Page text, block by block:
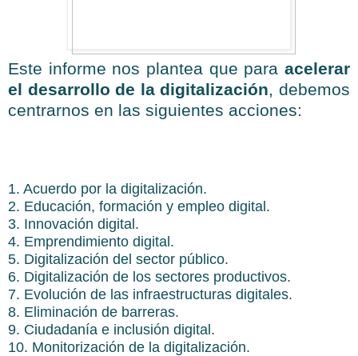
Este informe nos plantea que para acelerar
el desarrollo de la digitalización, debemos
centrarnos en las siguientes acciones:
1. Acuerdo por la digitalización.
2. Educación, formación y empleo digital.
3. Innovación digital.
4. Emprendimiento digital.
5. Digitalización del sector público.
6. Digitalización de los sectores productivos.
7. Evolución de las infraestructuras digitales.
8. Eliminación de barreras.
9. Ciudadanía e inclusión digital.
10. Monitorización de la digitalización.